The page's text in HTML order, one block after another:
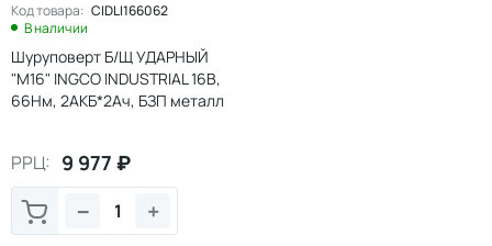
Код товара: CIDLI166062
В наличии
Шуруповерт Б/Щ УДАРНЫЙ
"М16" INGCO INDUSTRIAL 16В,
66Нм, 2АКБ*2Ач, БЗП металл
РРЦ: 9 977 ₽
+
−